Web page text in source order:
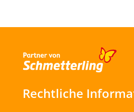
Rechtliche